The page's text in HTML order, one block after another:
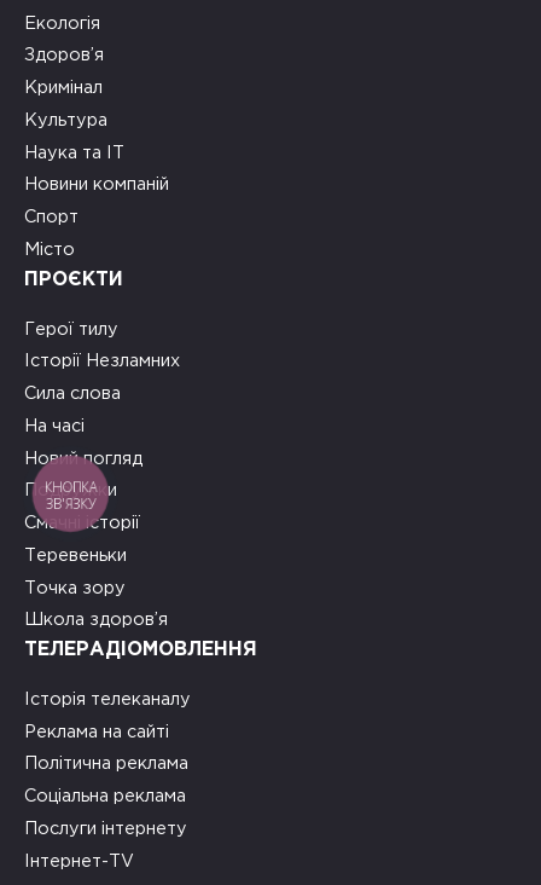
Екологія
Здоров’я
Кримінал
Культура
Наука та ІТ
Новини компаній
Спорт
Місто
ПРОЄКТИ
Герої тилу
Історії Незламних
Сила слова
На часі
Новий погляд
Подружки
Смачні історії
Теревеньки
Точка зору
Школа здоров’я
ТЕЛЕРАДІОМОВЛЕННЯ
Історія телеканалу
Реклама на сайті
Політична реклама
Соціальна реклама
Послуги інтернету
Інтернет-TV
КНОПКА
ЗВ'ЯЗКУ